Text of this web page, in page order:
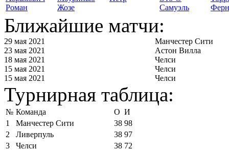
Роман
Жозе
Самуэль
Ближайшие матчи:
29 мая 2021
Манчестер Сити
23 мая 2021
Астон Вилла
18 мая 2021
Челси
15 мая 2021
Челси
15 мая 2021
Челси
Турнирная таблица:
№ Команда О И
1
Манчестер Сити 38 98
2
Ливерпуль 38 97
3
Челси 38 72